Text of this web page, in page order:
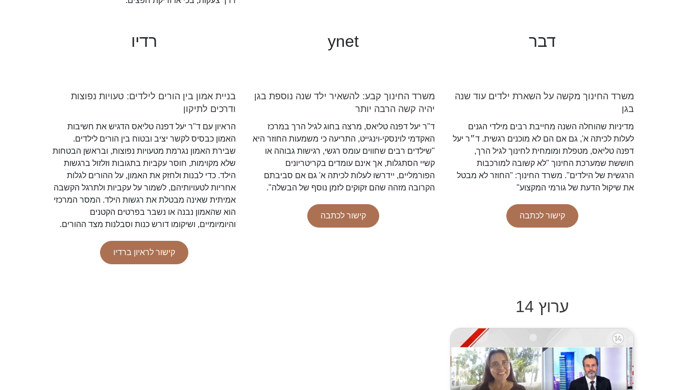
דבר
משרד החינוך מקשה על השארת ילדים עוד שנה
בגן
מדיניות שהוחלה השנה מחייבת רבים מילדי הגנים
לעלות לכיתה א', גם אם הם לא מוכנים רגשית. ד״ר יעל
דפנה טליאס, מטפלת ומומחית לחינוך לגיל הרך,
חוששת שמערכת החינוך "לא קשובה למורכבות
הרגשית של הילדים". משרד החינוך: "החוזר לא מבטל
את שיקול הדעת של גורמי המקצוע"
קישור לכתבה
ynet
משרד החינוך קבע: להשאיר ילד שנה נוספת בגן
יהיה קשה הרבה יותר
ד"ר יעל דפנה טליאס, מרצה בחוג לגיל הרך במרכז
האקדמי לוינסקי-וינגייט, התריעה כי משמעות החוזר היא
"שילדים רבים שחווים עומס רגשי, רגישות גבוהה או
קשיי הסתגלות, אך אינם עומדים בקריטריונים
הפורמליים, יידרשו לעלות לכיתה א' גם אם סביבתם
הקרובה מזהה שהם זקוקים לזמן נוסף של הבשלה".
קישור לכתבה
רדיו
בניית אמון בין הורים לילדים: טעויות נפוצות
ודרכים לתיקון
הראיון עם ד"ר יעל דפנה טליאס הדגיש את חשיבות
האמון כבסיס לקשר יציב ובטוח בין הורים לילדים.
שבירת האמון נגרמת מטעויות נפוצות, ובראשן הבטחות
שלא מקוימות, חוסר עקביות בתגובות וזלזול ברגשות
הילד. כדי לבנות ולחזק את האמון, על ההורים לגלות
אחריות לטעויותיהם, לשמור על עקביות ולתרגל הקשבה
אמיתית שאינה מבטלת את רגשות הילד. המסר המרכזי
הוא שהאמון נבנה או נשבר בפרטים הקטנים
והיומיומיים, ושיקומו דורש כנות וסבלנות מצד ההורים.
קישור לראיון ברדיו
ערוץ 14